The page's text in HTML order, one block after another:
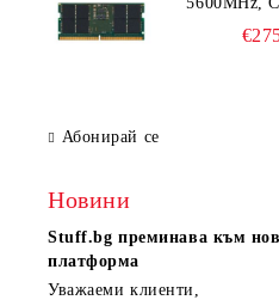
Абонирай се
Новини
Stuff.bg преминава към
платформа
Уважаеми клиенти,